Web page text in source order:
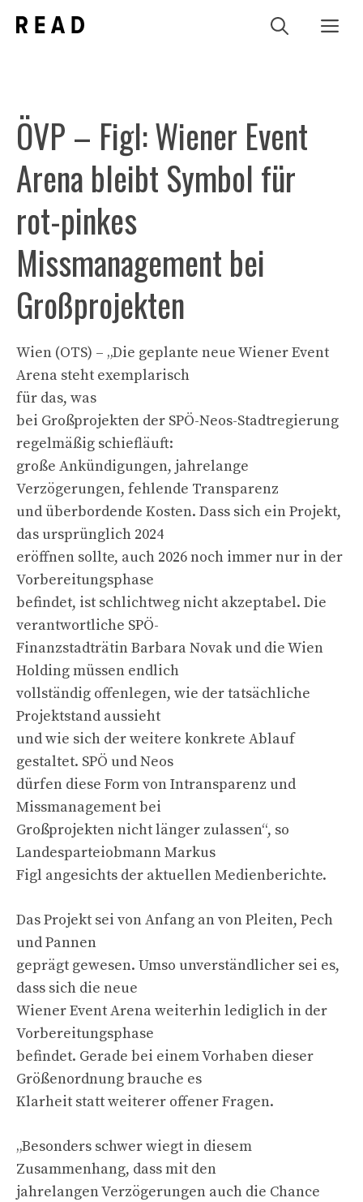
Inhalt
ÖVP – Figl: Wiener Event
Arena bleibt Symbol für
rot-pinkes
Missmanagement bei
Großprojekten
Wien (OTS) – „Die geplante neue Wiener Event
Arena steht exemplarisch
für das, was
bei Großprojekten der SPÖ-Neos-Stadtregierung
regelmäßig schiefläuft:
große Ankündigungen, jahrelange
Verzögerungen, fehlende Transparenz
und überbordende Kosten. Dass sich ein Projekt,
das ursprünglich 2024
eröffnen sollte, auch 2026 noch immer nur in der
Vorbereitungsphase
befindet, ist schlichtweg nicht akzeptabel. Die
verantwortliche SPÖ-
Finanzstadträtin Barbara Novak und die Wien
Holding müssen endlich
vollständig offenlegen, wie der tatsächliche
Projektstand aussieht
und wie sich der weitere konkrete Ablauf
gestaltet. SPÖ und Neos
dürfen diese Form von Intransparenz und
Missmanagement bei
Großprojekten nicht länger zulassen“, so
Landesparteiobmann Markus
Figl angesichts der aktuellen Medienberichte.
Das Projekt sei von Anfang an von Pleiten, Pech
und Pannen
geprägt gewesen. Umso unverständlicher sei es,
dass sich die neue
Wiener Event Arena weiterhin lediglich in der
Vorbereitungsphase
befindet. Gerade bei einem Vorhaben dieser
Größenordnung brauche es
Klarheit statt weiterer offener Fragen.
„Besonders schwer wiegt in diesem
Zusammenhang, dass mit den
jahrelangen Verzögerungen auch die Chance